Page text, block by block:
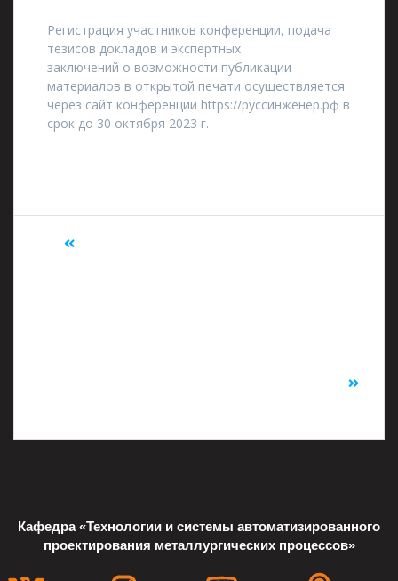
Регистрация участников конференции, подача
тезисов докладов и экспертных
заключений о возможности публикации
материалов в открытой печати осуществляется
через сайт конференции https://руссинженер.рф в
срок до 30 октября 2023 г.
Кафедра «Технологии и системы автоматизированного
проектирования металлургических процессов»